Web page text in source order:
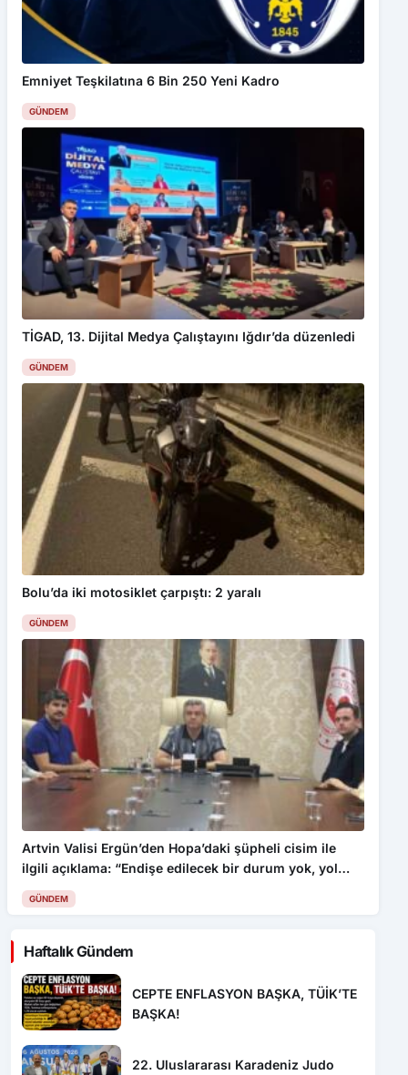
TFF 3. Lig: Amasyaspor: 3 – Artvin Hopaspor: 2
Emniyet Teşkilatına 6 Bin 250 Yeni Kadro
GÜNDEM
TİGAD, 13. Dijital Medya Çalıştayını Iğdır’da düzenledi
GÜNDEM
Bolu’da iki motosiklet çarpıştı: 2 yaralı
GÜNDEM
Artvin Valisi Ergün’den Hopa’daki şüpheli cisim ile
ilgili açıklama: “Endişe edilecek bir durum yok, yol
yeniden trafiğe açıldı”
GÜNDEM
Haftalık Gündem
CEPTE ENFLASYON BAŞKA, TÜİK’TE
BAŞKA!
22. Uluslararası Karadeniz Judo